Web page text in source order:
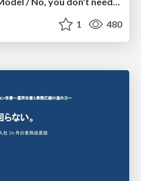
1 480